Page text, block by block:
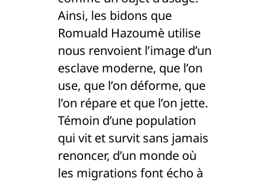
Ainsi, les bidons que
Romuald Hazoumè utilise
nous renvoient l’image d’un
esclave moderne, que l’on
use, que l’on déforme, que
l’on répare et que l’on jette.
Témoin d’une population
qui vit et survit sans jamais
renoncer, d’un monde où
les migrations font écho à